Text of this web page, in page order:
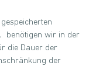
benötigen wir in der
die Dauer der
der